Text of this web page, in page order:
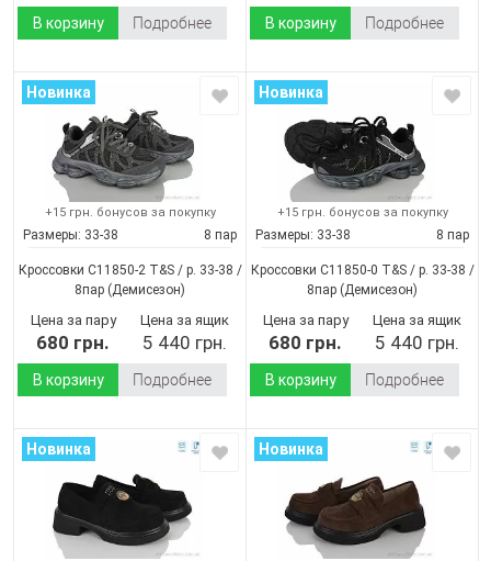
В корзину Подробнее В корзину Подробнее
Новинка
+15 грн. бонусов за покупку
Размеры: 33-38 8 пар
Кроссовки C11850-2 T&S / p. 33-38 /
8пар (Демисезон)
Цена за пару
680 грн.
Цена за ящик
5 440 грн.
В корзину Подробнее
Новинка
+15 грн. бонусов за покупку
Размеры: 33-38 8 пар
Кроссовки C11850-0 T&S / p. 33-38 /
8пар (Демисезон)
Цена за пару
680 грн.
Цена за ящик
5 440 грн.
В корзину Подробнее
Новинка Новинка